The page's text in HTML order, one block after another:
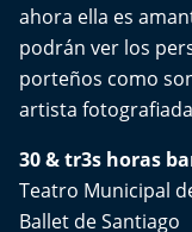
Reto Inmobiliario
Punto de
ahora ella es
podrán ver los
porteños como
artista
30 & tr3s horas
Teatro Municipal
Ballet de Santiago